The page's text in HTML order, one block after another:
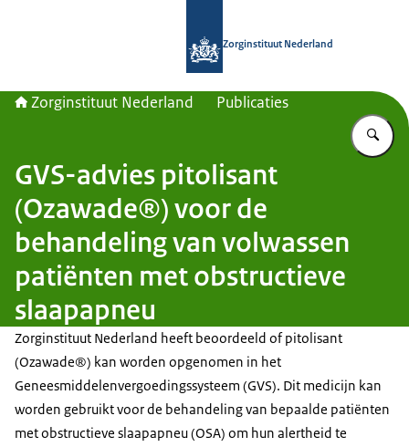
Zorginstituut Nederland
Zorginstituut Nederland Publicaties
GVS-advies pitolisant
(Ozawade®) voor de
behandeling van volwassen
patiënten met obstructieve
slaapapneu
Zorginstituut Nederland heeft beoordeeld of pitolisant
(Ozawade®) kan worden opgenomen in het
Geneesmiddelenvergoedingssysteem (GVS). Dit medicijn kan
worden gebruikt voor de behandeling van bepaalde patiënten
met obstructieve slaapapneu (OSA) om hun alertheid te